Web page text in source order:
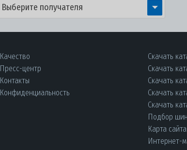
Выберите получателя
Качество
Пресс-центр
Контакты
Конфиденциальность
Скачать
Скачать
Скачать
Скачать
Скачать
Подбор
Карта сайта
Интернет-